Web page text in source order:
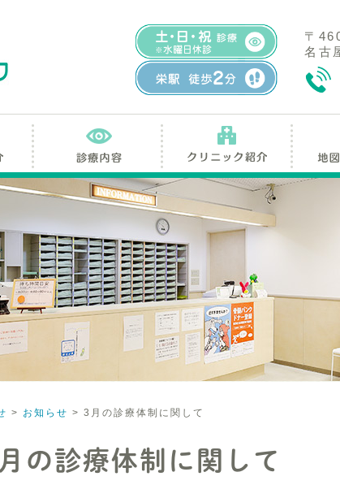
〒
名古
> お知らせ > 3月の診療体制に関して
の診療体制に関して